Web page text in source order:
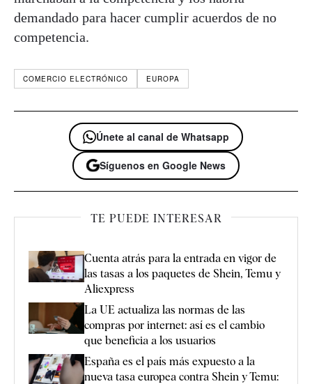
demandado para hacer cumplir acuerdos de no
competencia.
COMERCIO ELECTRÓNICO EUROPA
Únete al canal de Whatsapp
Síguenos en Google News
TE PUEDE INTERESAR
Cuenta atrás para la entrada en vigor de
las tasas a los paquetes de Shein, Temu y
Aliexpress
La UE actualiza las normas de las
compras por internet: así es el cambio
que beneficia a los usuarios
España es el país más expuesto a la
nueva tasa europea contra Shein y Temu: